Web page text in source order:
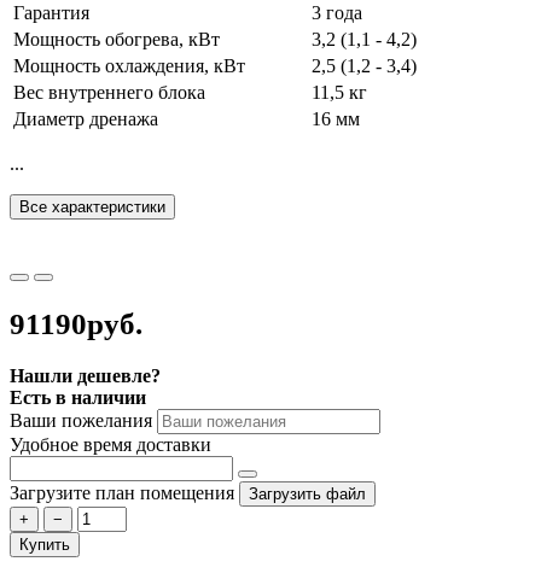
Гарантия
3 года
Мощность обогрева, кВт
3,2 (1,1 - 4,2)
Мощность охлаждения, кВт
2,5 (1,2 - 3,4)
Вес внутреннего блока
11,5 кг
Диаметр дренажа
16 мм
...
Все характеристики
91190руб.
Нашли дешевле?
Есть в наличии
Ваши пожелания
Удобное время доставки
Загрузите план помещения
Загрузить файл
+
−
Купить